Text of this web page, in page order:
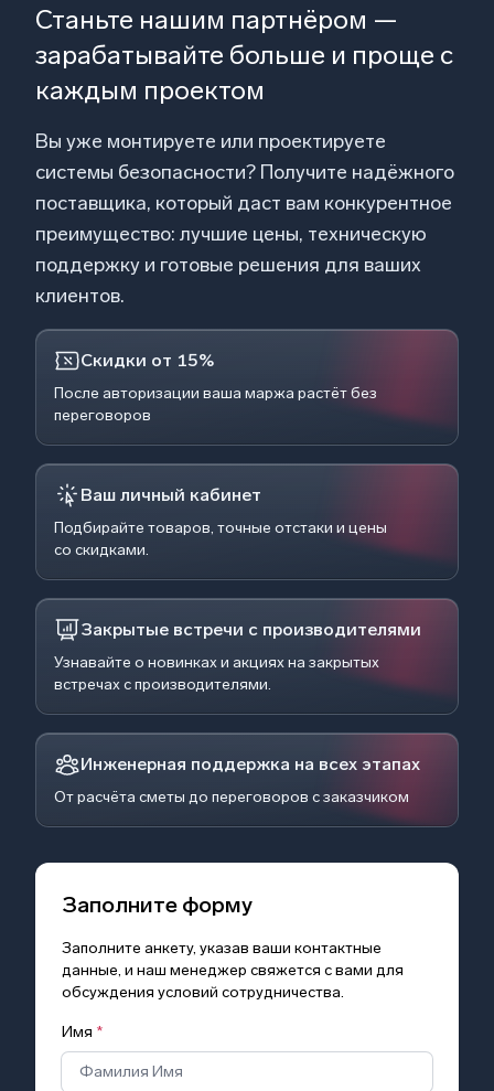
Станьте нашим партнёром —
зарабатывайте больше и проще с
каждым проектом
Вы уже монтируете или проектируете
системы безопасности? Получите надёжного
поставщика, который даст вам конкурентное
преимущество: лучшие цены, техническую
поддержку и готовые решения для ваших
клиентов.
Скидки от 15%
После авторизации ваша маржа растёт без
переговоров
Ваш личный кабинет
Подбирайте товаров, точные отстаки и цены
со скидками.
Закрытые встречи с производителями
Узнавайте о новинках и акциях на закрытых
встречах с производителями.
Инженерная поддержка на всех этапах
От расчёта сметы до переговоров с заказчиком
Заполните форму
Заполните анкету, указав ваши контактные
данные, и наш менеджер свяжется с вами для
обсуждения условий сотрудничества.
Имя *